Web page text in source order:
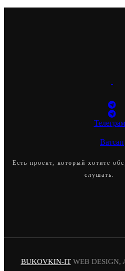
Ватсап
Есть проект, который хотите
слушать.
BUKOVKIN-ITWEB DESIGN,